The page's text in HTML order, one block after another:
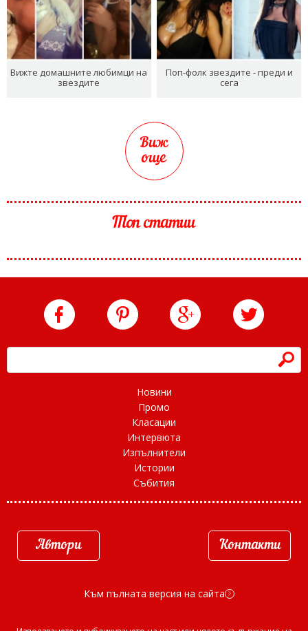
Вижте домашните любимци на
звездите
Поп-фолк звездите - преди и
сега
Виж
още
Топ статии
h
Новини
Промо
Класации
Интервюта
Изпълнители
Истории
Събития
Автори Контакти
Към пълната версия на сайта d